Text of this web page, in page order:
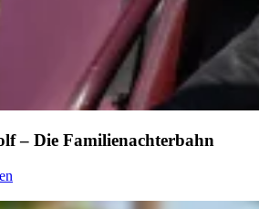
– Die Familienachterbahn